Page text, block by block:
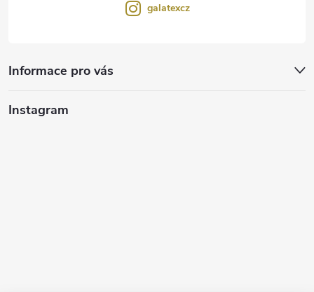
galatexcz
Informace pro vás
Instagram